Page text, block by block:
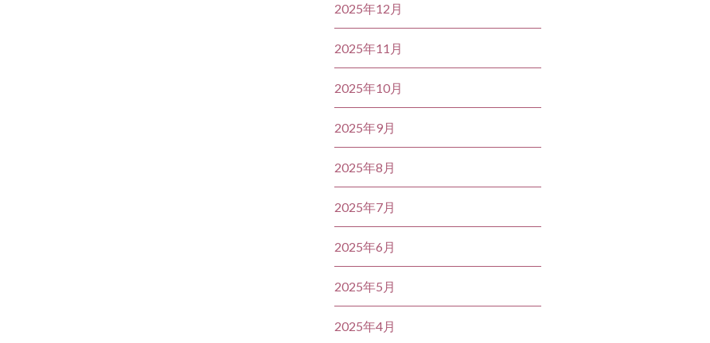
2025年12月
2025年11月
2025年10月
2025年9月
2025年8月
2025年7月
2025年6月
2025年5月
2025年4月